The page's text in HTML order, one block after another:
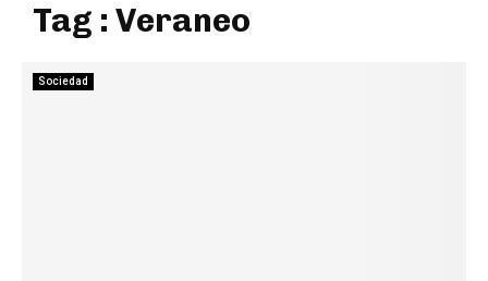
Tag : Veraneo
Sociedad